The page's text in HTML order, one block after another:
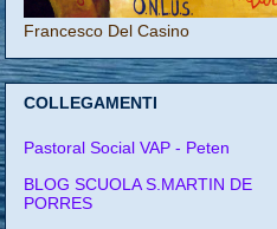
Francesco Del Casino
COLLEGAMENTI
Pastoral Social VAP - Peten
BLOG SCUOLA S.MARTIN DE
PORRES